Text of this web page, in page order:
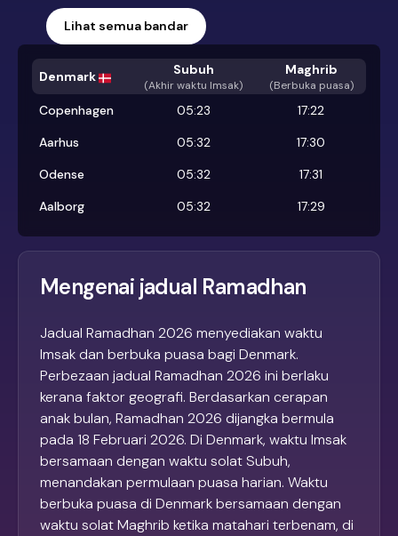
Lihat semua bandar
Denmark Subuh
(Akhir waktu Imsak)
Maghrib
(Berbuka puasa)
Copenhagen 05:23
17:22
Aarhus
05:32
17:30
Odense
05:32
17:31
Aalborg
05:32 17:29
Mengenai jadual Ramadhan
Jadual Ramadhan 2026 menyediakan waktu
Imsak dan berbuka puasa bagi Denmark.
Perbezaan jadual Ramadhan 2026 ini berlaku
kerana faktor geografi. Berdasarkan cerapan
anak bulan, Ramadhan 2026 dijangka bermula
pada 18 Februari 2026. Di Denmark, waktu Imsak
bersamaan dengan waktu solat Subuh,
menandakan permulaan puasa harian. Waktu
berbuka puasa di Denmark bersamaan dengan
waktu solat Maghrib ketika matahari terbenam, di